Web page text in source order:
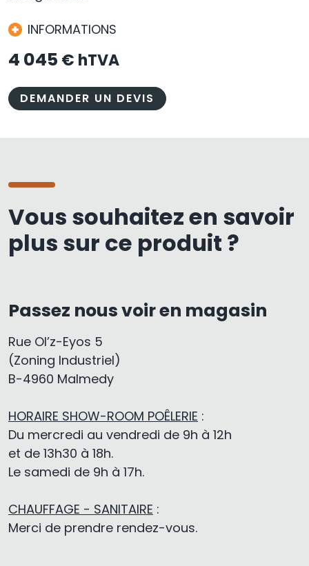
INFORMATIONS
4 045 € hTVA
DEMANDER UN DEVIS
Vous souhaitez en savoir
plus sur ce produit ?
Passez nous voir en magasin
Rue Ol’z-Eyos 5
(Zoning Industriel)
B-4960 Malmedy
HORAIRE SHOW-ROOM POÊLERIE :
Du mercredi au vendredi de 9h à 12h
et de 13h30 à 18h.
Le samedi de 9h à 17h.
CHAUFFAGE - SANITAIRE :
Merci de prendre rendez-vous.